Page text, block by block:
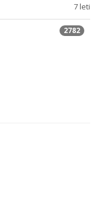
7 leti
2782